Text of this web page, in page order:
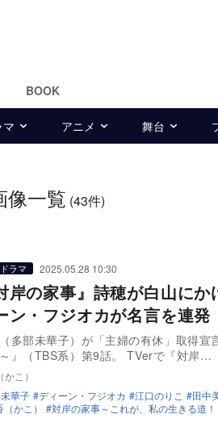
BOOK
アニメ 舞台
像一覧 (43件)
ラマ 2025.05.28 10:30
岸の家事』詩穂が白山に
ン・フジオカが名言を連発
多部未華子）が「主婦の有休」取得
』（TBS系）第9話。 TVerで『対岸…
こ）
華子
ディーン・フジオカ 江口のりこ 田中
かこ）
対岸の家事～これが、私の生きる道！